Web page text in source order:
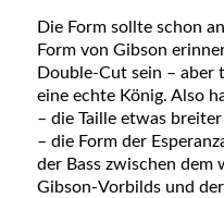
Die Form sollte schon
Form von Gibson
Double-Cut sein – aber
eine echte König. Also
– die Taille etwas
– die Form der
der Bass zwischen dem
Gibson-Vorbilds und